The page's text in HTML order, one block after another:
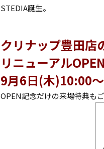
STEDIA誕生。
クリナップ豊田店
リニューアル
9月6日(木)10:00
OPEN記念だけの来場特典も